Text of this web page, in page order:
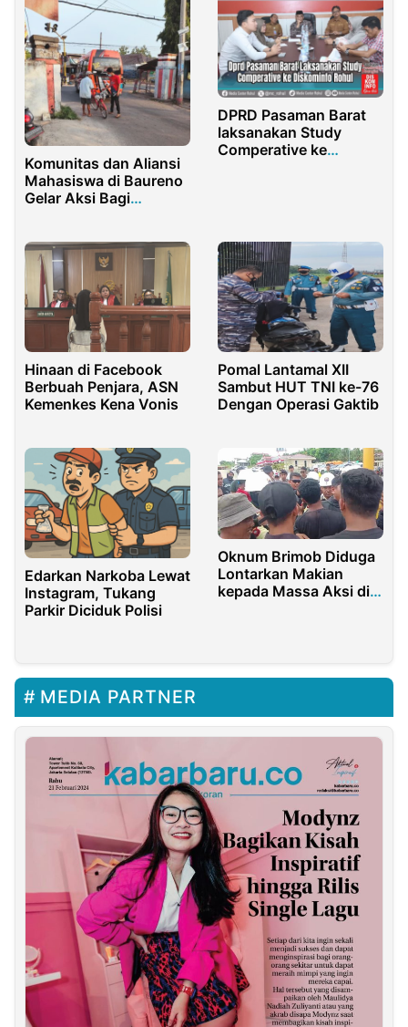
Komunitas dan Aliansi
Mahasiswa di Baureno
Gelar Aksi Bagi
DPRD Pasaman Barat
laksanakan Study
Comperative ke
Hinaan di Facebook
Berbuah Penjara, ASN
Kemenkes Kena Vonis
Pomal Lantamal XII
Sambut HUT TNI ke-76
Dengan Operasi Gaktib
Edarkan Narkoba Lewat
Instagram, Tukang
Parkir Diciduk Polisi
Oknum Brimob Diduga
Lontarkan Makian
kepada Massa Aksi di
MEDIA PARTNER